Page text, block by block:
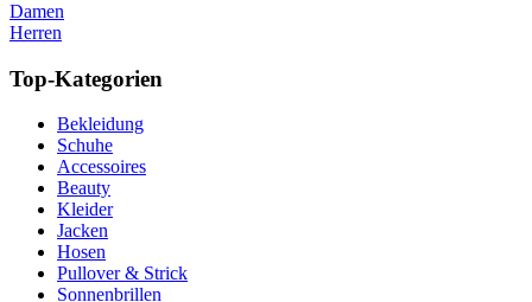
Damen
Herren
Top-Kategorien
Bekleidung
Schuhe
Accessoires
Beauty
Kleider
Jacken
Hosen
Pullover & Strick
Sonnenbrillen